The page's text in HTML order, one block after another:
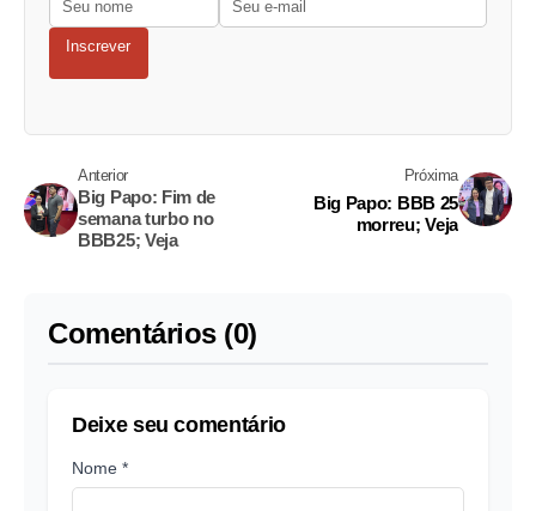
Inscrever
Anterior
Big Papo: Fim de
semana turbo no
BBB25; Veja
Próxima
Big Papo: BBB 25
morreu; Veja
Comentários (0)
Deixe seu comentário
Nome *